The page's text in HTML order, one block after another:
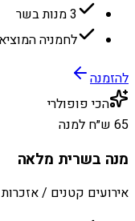
3 מנות בשר
לחמניה
להזמנה
הכי פופולרי
65 ש״ח למנה
מנה בשרית מלאה
אירועים קטנים /